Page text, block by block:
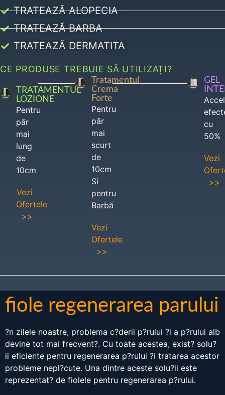
TRATEAZĂ ALOPECIA
TRATEAZĂ BARBA
TRATEAZĂ DERMATITA
CE PRODUSE TREBUIE SĂ UTILIZAȚI?
TRATAMENTUL
LOZIONE
Pentru
păr
mai
lung
de
10cm
Vezi
Ofertele
>>
Tratamentul
Crema
Forte
Pentru
păr
mai
scurt
de
10cm
Si
pentru
Barbă
Vezi
Ofertele
>>
GEL
cu
50%
Vezi
>>
fiole regenerarea parului
?n zilele noastre, problema c?derii p?rului ?i a p?rului alb
devine tot mai frecvent?. Cu toate acestea, exist? solu?
ii eficiente pentru regenerarea p?rului ?i tratarea acestor
probleme nepl?cute. Una dintre aceste solu?ii este
reprezentat? de fiolele pentru regenerarea p?rului.